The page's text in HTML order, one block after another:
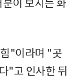
이 보시는 화
"이라며 "곳
"고 인사한 뒤